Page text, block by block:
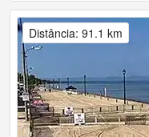
Distância: 91.1 km